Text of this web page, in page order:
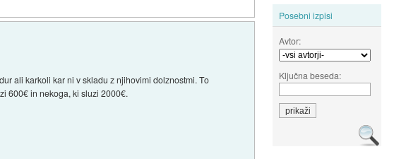
Posebni izpisi
Avtor:
Ključna beseda:
ali karkoli kar ni v skladu z njihovimi dolznostmi. To
600€ in nekoga, ki sluzi 2000€.